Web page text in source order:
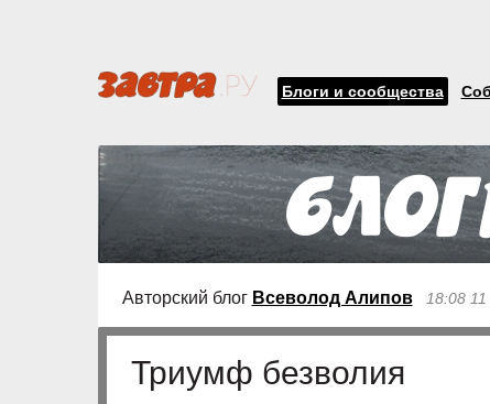
Блоги и сообщества
Авторский блог Всеволод Алипов 18:08
Триумф безволия